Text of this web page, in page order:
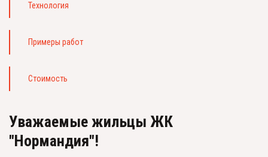
Технология
Примеры работ
Стоимость
Уважаемые жильцы ЖК
"Нормандия"!